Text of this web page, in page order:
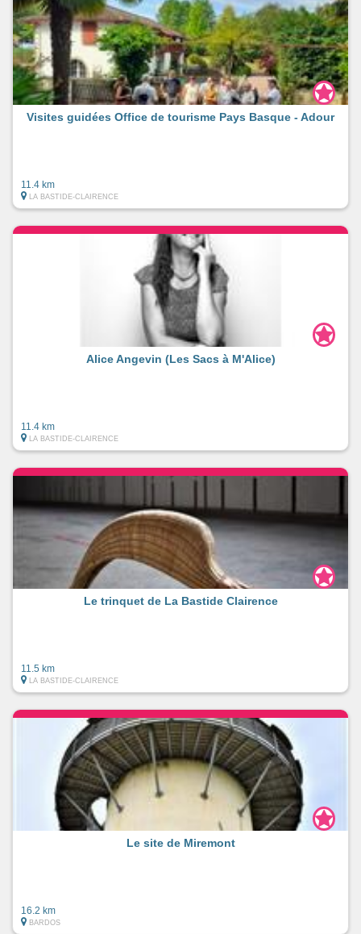
Visites guidées Office de tourisme Pays Basque - Adour
11.4 km
LA BASTIDE-CLAIRENCE
Alice Angevin (Les Sacs à M'Alice)
11.4 km
LA BASTIDE-CLAIRENCE
Le trinquet de La Bastide Clairence
11.5 km
LA BASTIDE-CLAIRENCE
Le site de Miremont
16.2 km
BARDOS